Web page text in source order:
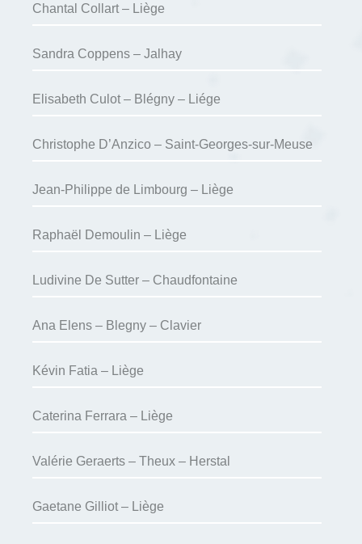
Chantal Collart – Liège
Sandra Coppens – Jalhay
Elisabeth Culot – Blégny – Liége
Christophe D’Anzico – Saint-Georges-sur-Meuse
Jean-Philippe de Limbourg – Liège
Raphaël Demoulin – Liège
Ludivine De Sutter – Chaudfontaine
Ana Elens – Blegny – Clavier
Kévin Fatia – Liège
Caterina Ferrara – Liège
Valérie Geraerts – Theux – Herstal
Gaetane Gilliot – Liège